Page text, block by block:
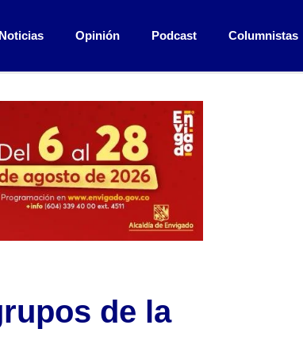
Noticias Opinión Podcast Columnistas
de la